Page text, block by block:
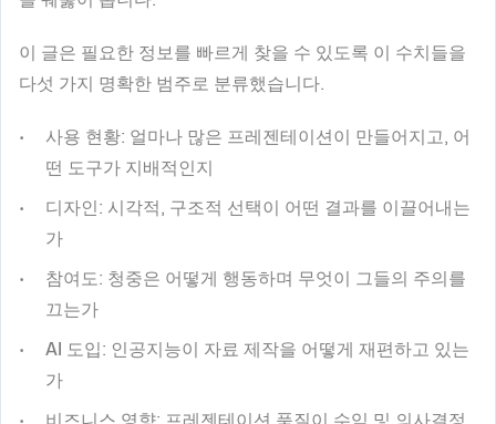
이 글은 필요한 정보를 빠르게 찾을 수 있도록 이 수치들을
다섯 가지 명확한 범주로 분류했습니다.
사용 현황: 얼마나 많은 프레젠테이션이 만들어지고, 어
떤 도구가 지배적인지
디자인: 시각적, 구조적 선택이 어떤 결과를 이끌어내는
가
참여도: 청중은 어떻게 행동하며 무엇이 그들의 주의를
끄는가
AI 도입: 인공지능이 자료 제작을 어떻게 재편하고 있는
가